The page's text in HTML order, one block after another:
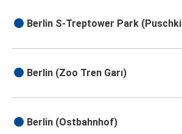
Berlin S-Treptower Park
Berlin (Zoo Tren Garı)
Berlin (Ostbahnhof)